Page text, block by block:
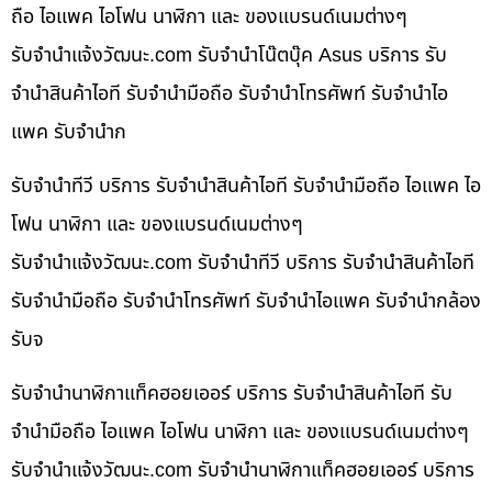
ถือ ไอแพค ไอโฟน นาฬิกา และ ของแบรนด์เนมต่างๆ
รับจํานําแจ้งวัฒนะ.com รับจำนำโน๊ตบุ๊ค Asus บริการ รับ
จำนำสินค้าไอที รับจำนำมือถือ รับจำนำโทรศัพท์ รับจำนำไอ
แพค รับจำนำก
รับจำนำทีวี บริการ รับจำนำสินค้าไอที รับจำนำมือถือ ไอแพค ไอ
โฟน นาฬิกา และ ของแบรนด์เนมต่างๆ
รับจํานําแจ้งวัฒนะ.com รับจำนำทีวี บริการ รับจำนำสินค้าไอที
รับจำนำมือถือ รับจำนำโทรศัพท์ รับจำนำไอแพค รับจำนำกล้อง
รับจ
รับจำนำนาฬิกาแท็คฮอยเออร์ บริการ รับจำนำสินค้าไอที รับ
จำนำมือถือ ไอแพค ไอโฟน นาฬิกา และ ของแบรนด์เนมต่างๆ
รับจํานําแจ้งวัฒนะ.com รับจำนำนาฬิกาแท็คฮอยเออร์ บริการ